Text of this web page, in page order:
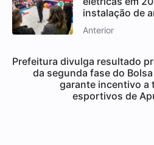
instalação de
Anterior
Prefeitura divulga resultado
da segunda fase do
garante incentivo a
esportivos de